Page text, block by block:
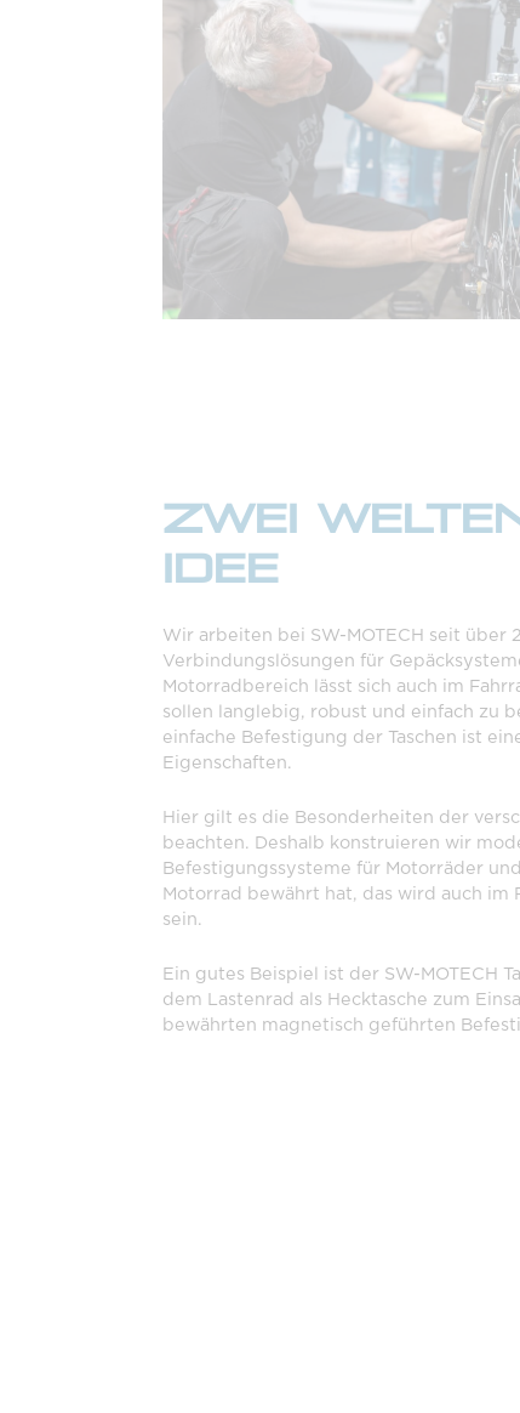
ZWEI
IDEE
Wir arbeiten bei SW-MOTECH seit über
Verbindungslösungen für
Motorradbereich lässt sich auch im
sollen langlebig, robust und einfach zu
einfache Befestigung der Taschen ist
Eigenschaften.
Hier gilt es die Besonderheiten der
beachten. Deshalb konstruieren wir
Befestigungssysteme für Motorräder
Motorrad bewährt hat, das wird auch im
sein.
Ein gutes Beispiel ist der SW-MOTECH
dem Lastenrad als Hecktasche zum
bewährten magnetisch geführten